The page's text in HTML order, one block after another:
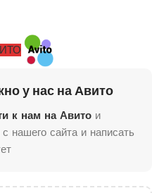
у нас на Авито
к нам на Авито и
нашего сайта и написать